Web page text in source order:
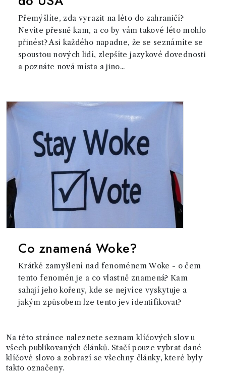
Přemýšlíte, zda vyrazit na léto do zahraničí?
Nevíte přesně kam, a co by vám takové léto mohlo
přinést? Asi každého napadne, že se seznámíte se
spoustou nových lidí, zlepšíte jazykové dovednosti
a poznáte nová místa a jino...
Co znamená Woke?
Krátké zamyšlení nad fenoménem Woke - o čem
tento fenomén je a co vlastně znamená? Kam
sahají jeho kořeny, kde se nejvíce vyskytuje a
jakým způsobem lze tento jev identifikovat?
Na této stránce naleznete seznam klíčových slov u
všech publikovaných článků. Stačí pouze vybrat dané
klíčové slovo a zobrazí se všechny články, které byly
takto označeny.